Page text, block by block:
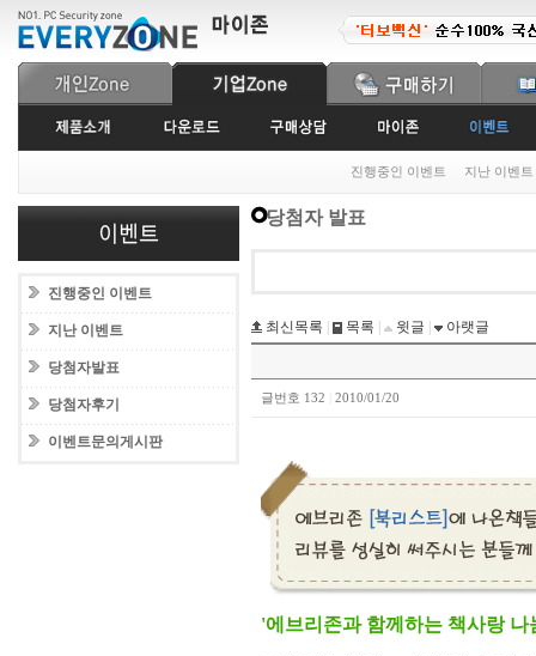
진행중인 이벤트 지난 이벤트
진행중인 이벤트
지난 이벤트
당첨자발표
당첨자후기
이벤트문의게시판
당첨자 발표
최신목록 목록 윗글 아랫글
글번호 132 2010/01/20
'에브리존과 함께하는 책사랑